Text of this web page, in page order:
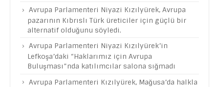
Avrupa Parlamenteri Niyazi Kızılyürek, Avrupa
pazarının Kıbrıslı Türk üreticiler için güçlü bir
alternatif olduğunu söyledi.
Avrupa Parlamenteri Niyazi Kızılyürek’in
Lefkoşa’daki “Haklarımız için Avrupa
Buluşması”nda katılımcılar salona sığmadı
Avrupa Parlamenteri Kızılyürek, Mağusa’da halkla